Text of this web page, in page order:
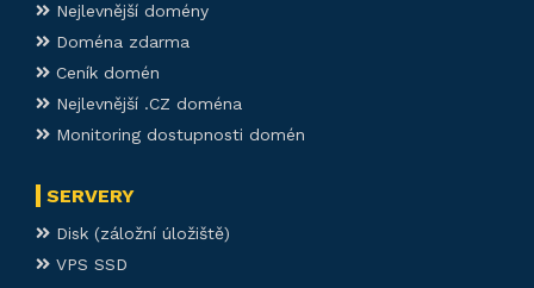
Nejlevnější domény
Doména zdarma
Ceník domén
Nejlevnější .CZ doména
Monitoring dostupnosti domén
SERVERY
Disk (záložní úložiště)
VPS SSD